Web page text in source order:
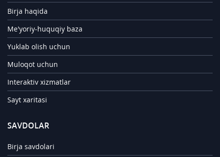
Birja haqida
Me'yoriy-huquqiy baza
Yuklab olish uchun
Muloqot uchun
Interaktiv xizmatlar
Sayt xaritasi
SAVDOLAR
Birja savdolari